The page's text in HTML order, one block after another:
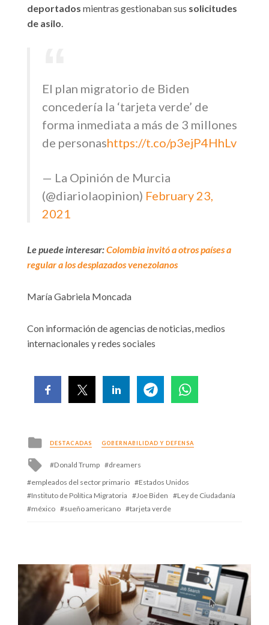
deportados mientras gestionaban sus solicitudes
de asilo.
El plan migratorio de Biden
concedería la ‘tarjeta verde’ de
forma inmediata a más de 3 millones
de personashttps://t.co/p3ejP4HhLv
— La Opinión de Murcia
(@diariolaopinion) February 23,
2021
Le puede interesar:Colombia invitó a otros países a
regular a los desplazados venezolanos
María Gabriela Moncada
Con información de agencias de noticias, medios
internacionales y redes sociales
Posted
in
DESTACADAS GOBERNABILIDAD Y DEFENSA
Tagged
Donald Trump
dreamers
empleados del sector primario
Estados Unidos
Instituto de Política Migratoria
Joe Biden
Ley de Ciudadanía
méxico
sueño americano tarjeta verde